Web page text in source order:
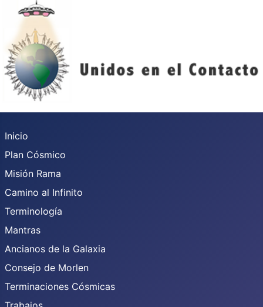
Inicio
Plan Cósmico
Misión Rama
Camino al Infinito
Terminología
Mantras
Ancianos de la Galaxia
Consejo de Morlen
Terminaciones Cósmicas